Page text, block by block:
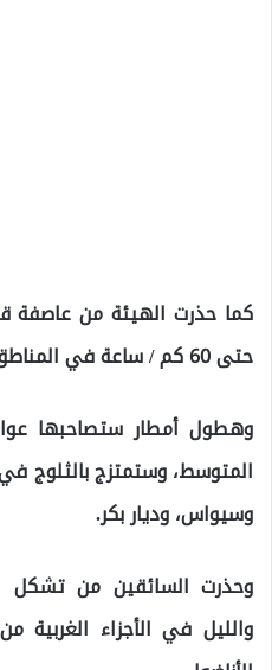
كما حذرت الهيئة من عاصفة
حتى 60 كم / ساعة في المناطق المطلة على بحر مرمرة
وهطول أمطار ستصاحبها
المتوسط، وستمتزج بالثلوج
وسيواس، وديار بكر.
وحذرت السائقين من تشكل
والليل في الأجزاء